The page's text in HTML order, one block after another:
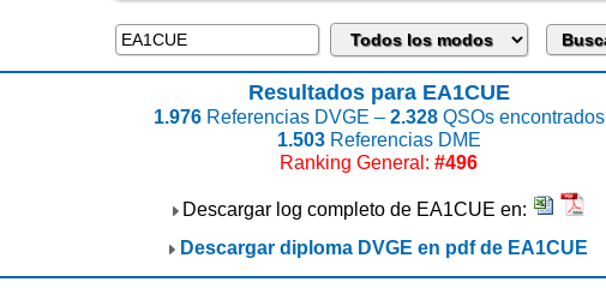
Resultados para EA1CUE
1.976Referencias DVGE – 2.328QSOs encontrados
1.503Referencias DME
Ranking General: #496
Descargar log completo de EA1CUE en:
Descargar diploma DVGE en pdf de EA1CUE